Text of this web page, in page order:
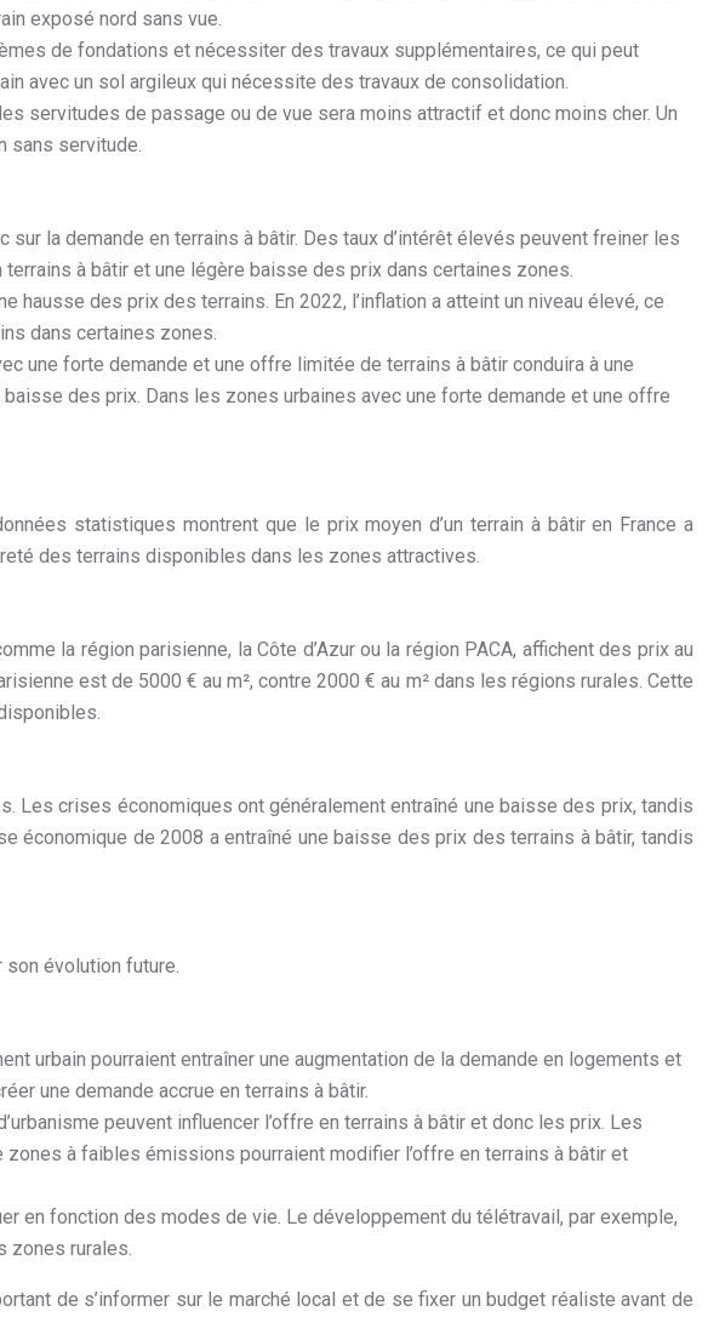
exposé nord sans vue.
de fondations et nécessiter des travaux supplémentaires, ce qui peut
avec un sol argileux qui nécessite des travaux de consolidation.
servitudes de passage ou de vue sera moins attractif et donc moins cher. Un
sans servitude.
la demande en terrains à bâtir. Des taux d’intérêt élevés peuvent freiner les
terrains à bâtir et une légère baisse des prix dans certaines zones.
hausse des prix des terrains. En 2022, l’inflation a atteint un niveau élevé, ce
dans certaines zones.
une forte demande et une offre limitée de terrains à bâtir conduira à une
des prix. Dans les zones urbaines avec une forte demande et une offre
statistiques montrent que le prix moyen d’un terrain à bâtir en France a
des terrains disponibles dans les zones attractives.
la région parisienne, la Côte d’Azur ou la région PACA, affichent des prix au
est de 5000 € au m², contre 2000 € au m² dans les régions rurales. Cette
Les crises économiques ont généralement entraîné une baisse des prix, tandis
de 2008 a entraîné une baisse des prix des terrains à bâtir, tandis
évolution future.
urbain pourraient entraîner une augmentation de la demande en logements et
une demande accrue en terrains à bâtir.
peuvent influencer l’offre en terrains à bâtir et donc les prix. Les
à faibles émissions pourraient modifier l’offre en terrains à bâtir et
en fonction des modes de vie. Le développement du télétravail, par exemple,
zones rurales.
de s’informer sur le marché local et de se fixer un budget réaliste avant de